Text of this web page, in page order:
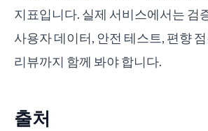
지표입니다. 실제 서비스에서는 검
사용자 데이터, 안전 테스트, 편향
리뷰까지 함께 봐야 합니다.
출처